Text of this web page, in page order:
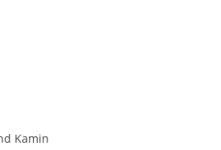
Kamin